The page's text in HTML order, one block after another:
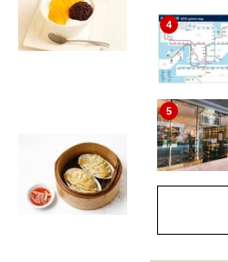
4
5